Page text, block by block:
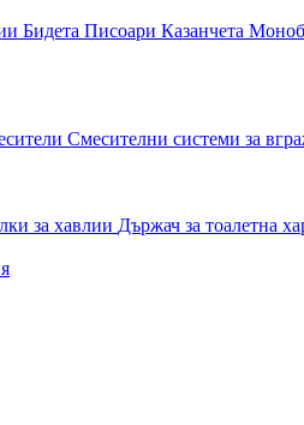
Бидета Писоари Казанчета
Смесителни системи за
за хавлии Държач за тоалетна